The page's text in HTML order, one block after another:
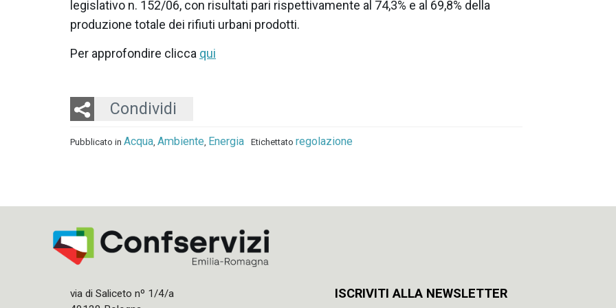
legislativo n. 152/06, con risultati pari rispettivamente al 74,3% e al 69,8% della
produzione totale dei rifiuti urbani prodotti.
Per approfondire clicca qui
Condividi
Twitter
LinkedIn
Email
Pubblicato in Acqua, Ambiente, Energia Etichettato regolazione
via di Saliceto nº 1/4/a
ISCRIVITI ALLA NEWSLETTER